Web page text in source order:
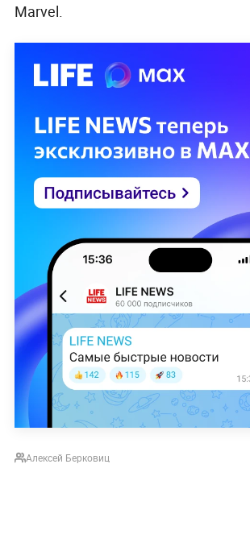
Marvel.
Алексей Берковиц